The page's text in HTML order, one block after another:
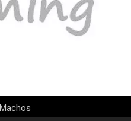
Machos